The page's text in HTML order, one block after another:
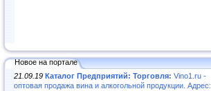
Новое на портале
21.09.19 Каталог Предприятий: Торговля: Vino1.ru -
оптовая продажа вина и алкогольной продукции. Адрес: